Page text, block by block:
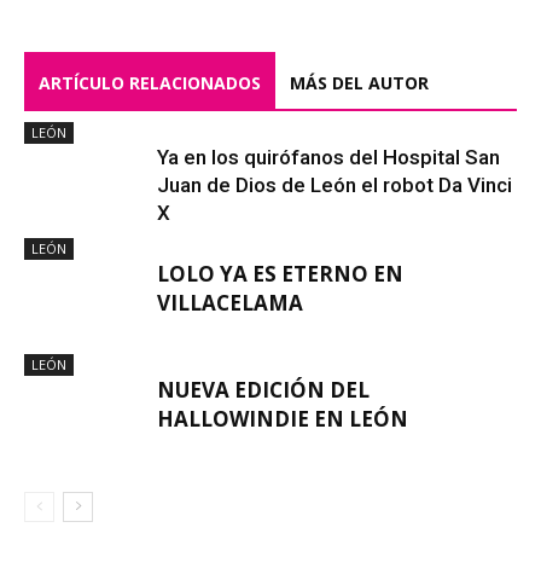
ARTÍCULO RELACIONADOS MÁS DEL AUTOR
LEÓN
Ya en los quirófanos del Hospital San
Juan de Dios de León el robot Da Vinci
X
LEÓN
LOLO YA ES ETERNO EN
VILLACELAMA
LEÓN
NUEVA EDICIÓN DEL
HALLOWINDIE EN LEÓN